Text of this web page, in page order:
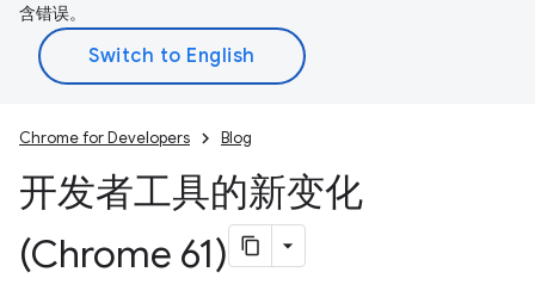
含错误。
Chrome for Developers Blog
开发者工具的新变化
(Chrome 61)